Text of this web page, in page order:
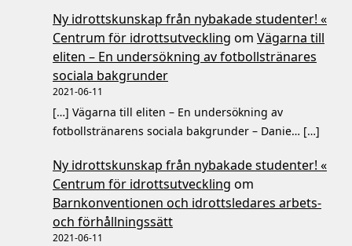
Ny idrottskunskap från nybakade studenter! «
Centrum för idrottsutveckling om Vägarna till
eliten – En undersökning av fotbollstränares
sociala bakgrunder
2021-06-11
[…] Vägarna till eliten – En undersökning av
fotbollstränarens sociala bakgrunder – Danie… […]
Ny idrottskunskap från nybakade studenter! «
Centrum för idrottsutveckling om
Barnkonventionen och idrottsledares arbets-
och förhållningssätt
2021-06-11